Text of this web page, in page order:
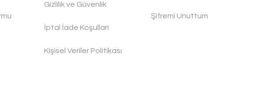
Gizlilik ve Güvenlik
İptal İade Koşullari
Kişisel Veriler Politikası
Şifremi Unuttum